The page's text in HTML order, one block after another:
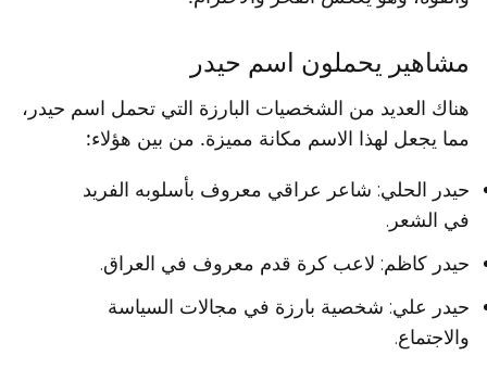
مشاهير يحملون اسم حيدر
هناك العديد من الشخصيات البارزة التي تحمل اسم حيدر،
مما يجعل لهذا الاسم مكانة مميزة. من بين هؤلاء:
حيدر الحلي: شاعر عراقي معروف بأسلوبه الفريد
في الشعر.
حيدر كاظم: لاعب كرة قدم معروف في العراق.
حيدر علي: شخصية بارزة في مجالات السياسة
والاجتماع.